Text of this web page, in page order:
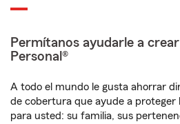
Permítanos ayudarle a
Personal®
A todo el mundo le gusta ahorrar
de cobertura que ayude a proteger
para usted: su familia, sus